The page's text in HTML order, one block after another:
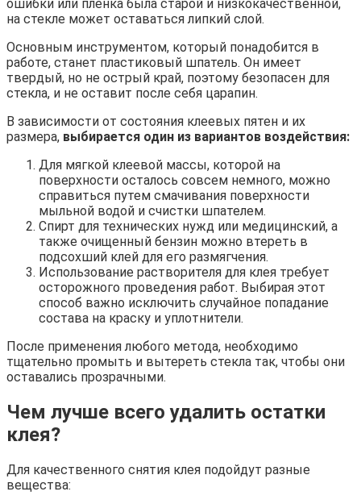
ошибки или пленка была старой и низкокачественной,
на стекле может оставаться липкий слой.
Основным инструментом, который понадобится в
работе, станет пластиковый шпатель. Он имеет
твердый, но не острый край, поэтому безопасен для
стекла, и не оставит после себя царапин.
В зависимости от состояния клеевых пятен и их
размера, выбирается один из вариантов воздействия:
Для мягкой клеевой массы, которой на
поверхности осталось совсем немного, можно
справиться путем смачивания поверхности
мыльной водой и счистки шпателем.
Спирт для технических нужд или медицинский, а
также очищенный бензин можно втереть в
подсохший клей для его размягчения.
Использование растворителя для клея требует
осторожного проведения работ. Выбирая этот
способ важно исключить случайное попадание
состава на краску и уплотнители.
После применения любого метода, необходимо
тщательно промыть и вытереть стекла так, чтобы они
оставались прозрачными.
Чем лучше всего удалить остатки
клея?
Для качественного снятия клея подойдут разные
вещества: